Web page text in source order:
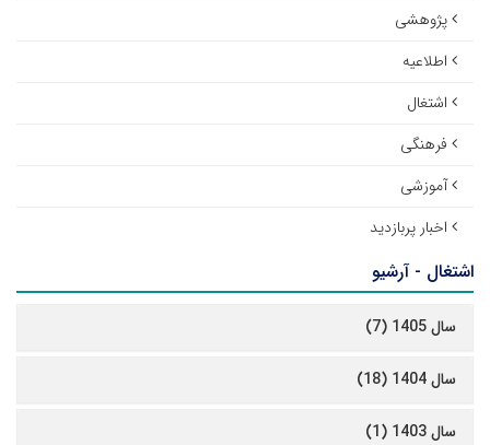
پژوهشی
اطلاعیه
اشتغال
فرهنگی
آموزشی
اخبار پربازدید
اشتغال - آرشیو
سال 1405 (7)
سال 1404 (18)
سال 1403 (1)